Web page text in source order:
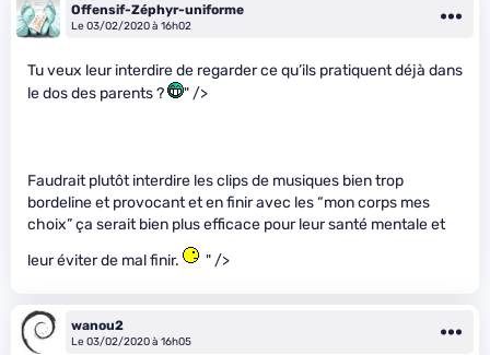
Offensif-Zéphyr-uniforme
Le 03/02/2020 à 16h02
Tu veux leur interdire de regarder ce qu’ils pratiquent déjà dans
le dos des parents ?
" />
Faudrait plutôt interdire les clips de musiques bien trop
bordeline et provocant et en finir avec les “mon corps mes
choix” ça serait bien plus efficace pour leur santé mentale et
leur éviter de mal finir.
" />
wanou2
Le 03/02/2020 à 16h05